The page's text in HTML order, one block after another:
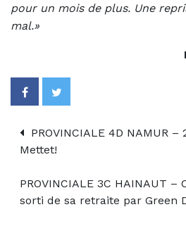
pour un mois de plus. Une
mal.»
PROVINCIALE 4D NAMUR
Mettet!
PROVINCIALE 3C HAINAUT
sorti de sa retraite par Green